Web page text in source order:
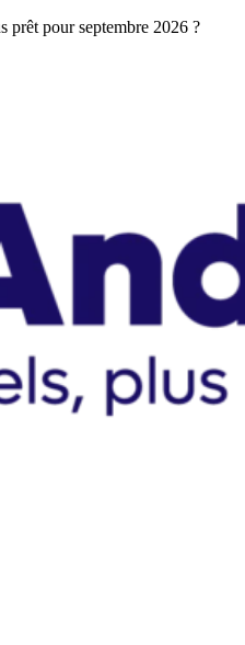
prêt pour septembre 2026 ?
– Avocat – Audit